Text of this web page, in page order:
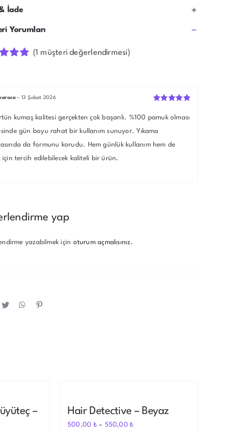
İade
Yorumları
(1 müşteri değerlendirmesi)
üzerinden5
– 13 Şubat 2026
kumaş kalitesi gerçekten çok başarılı. %100 pamuk olması
gün boyu rahat bir kullanım sunuyor. Yıkama
da formunu korudu. Hem günlük kullanım hem de
için tercih edilebilecek kaliteli bir ürün.
yap
yazabilmek için oturum açmalısınız.
–
Hair Detective – Beyaz
500,00₺– 550,00₺